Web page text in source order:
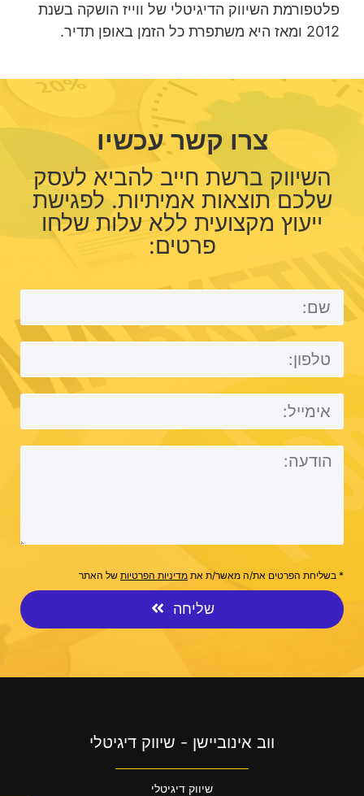
פלטפורמת השיווק הדיגיטלי של ווייז הושקה בשנת
2012 ומאז היא משתפרת כל הזמן באופן תדיר.
צרו קשר עכשיו
השיווק ברשת חייב להביא לעסק
שלכם תוצאות אמיתיות. לפגישת
ייעוץ מקצועית ללא עלות שלחו
פרטים:
* בשליחת הפרטים את/ה מאשר/ת את מדיניות הפרטיות של האתר
שליחה
ווב אינוביישן - שיווק דיגיטלי
שיווק דיגיטלי